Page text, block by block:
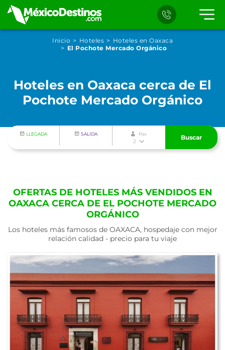
Inicio Hoteles
Hoteles en Oaxaca
El Pochote Mercado Orgánico
Hoteles en Oaxaca cerca de El
Pochote Mercado Orgánico
LLEGADA SALIDA Pax
2
Buscar
OFERTAS DE HOTELES MÁS VENDIDOS EN
OAXACA CERCA DE EL POCHOTE MERCADO
ORGÁNICO
Los hoteles más famosos de OAXACA, hospedaje con mejor
relación calidad - precio para tu viaje